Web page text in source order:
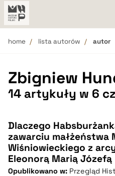
home lista autorów autor
Zbigniew
14 artykuły w 6
Dlaczego
zawarciu małżeństwa
Wiśniowieckiego z
Eleonorą Marią Józefą
Opublikowano w: Przegląd